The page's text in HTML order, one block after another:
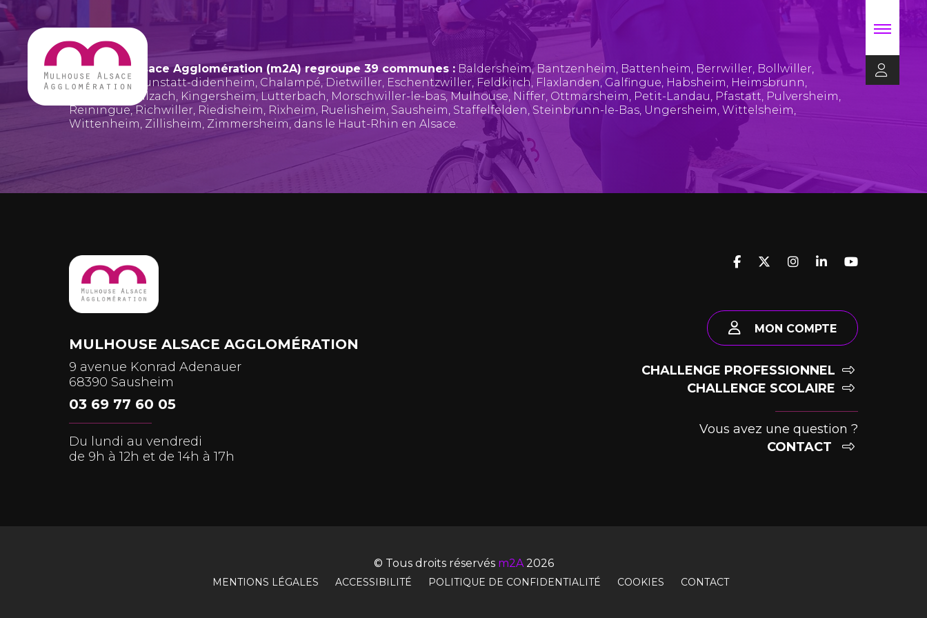
Mulhouse Alsace Agglomération (m2A) regroupe 39 communes : Baldersheim, Bantzenheim, Battenheim, Berrwiller, Bollwiller,
Bruebach, Brunstatt-didenheim, Chalampé, Dietwiller, Eschentzwiller, Feldkirch, Flaxlanden, Galfingue, Habsheim, Heimsbrunn,
Illzach, Kingersheim, Lutterbach, Morschwiller-le-bas,Mulhouse, Niffer, Ottmarsheim, Petit-Landau, Pfastatt, Pulversheim,
Reiningue,Richwiller, Riedisheim, Rixheim, Ruelisheim, Sausheim, Staffelfelden, Steinbrunn-le-Bas, Ungersheim, Wittelsheim,
Wittenheim, Zillisheim, Zimmersheim, dans le Haut-Rhin en Alsace.
MULHOUSE ALSACE AGGLOMÉRATION
9 avenue Konrad Adenauer
68390 Sausheim
03 69 77 60 05
Du lundi au vendredi
de 9h à 12h et de 14h à 17h
MON COMPTE
CHALLENGE PROFESSIONNEL
CHALLENGE SCOLAIRE
Vous avez une question ?
CONTACT
© Tous droits réservés m2A2026
MENTIONS LÉGALES ACCESSIBILITÉ POLITIQUE DE CONFIDENTIALITÉ COOKIES CONTACT